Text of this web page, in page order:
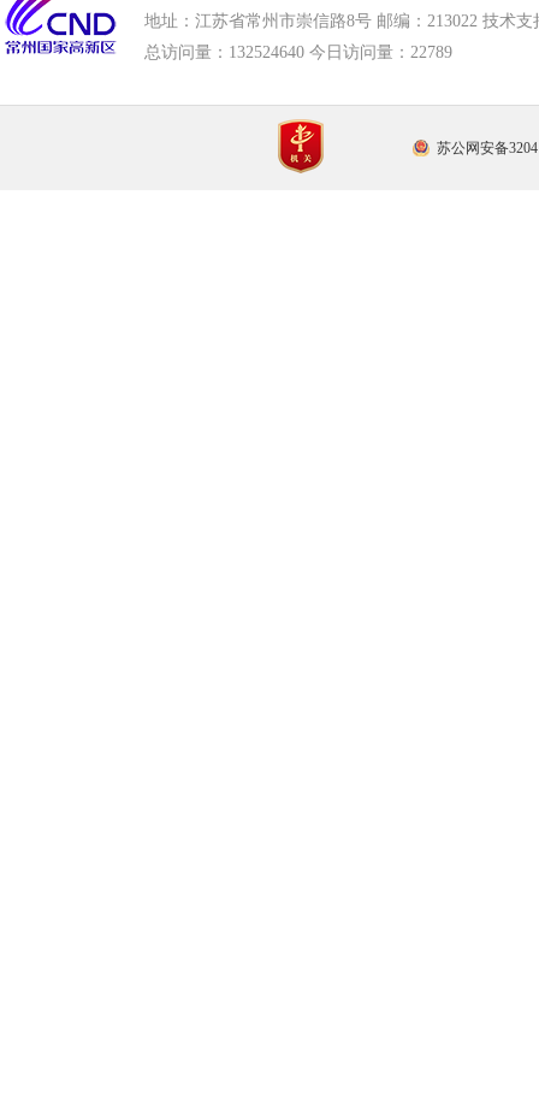
地址：江苏省常州市崇信路8号 邮编：213022 技术支
总访问量： 132524640 今日访问量： 22789
苏公网安备